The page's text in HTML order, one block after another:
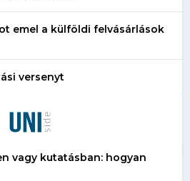
emel a külföldi felvásárlások
versenyt
vagy kutatásban: hogyan